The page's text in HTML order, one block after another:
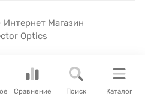
Сравнение Поиск Каталог
Магазин
Optics